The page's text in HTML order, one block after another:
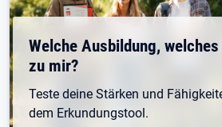
Welche Ausbildung,
zu mir?
Teste deine Stärken und
dem Erkundungstool.